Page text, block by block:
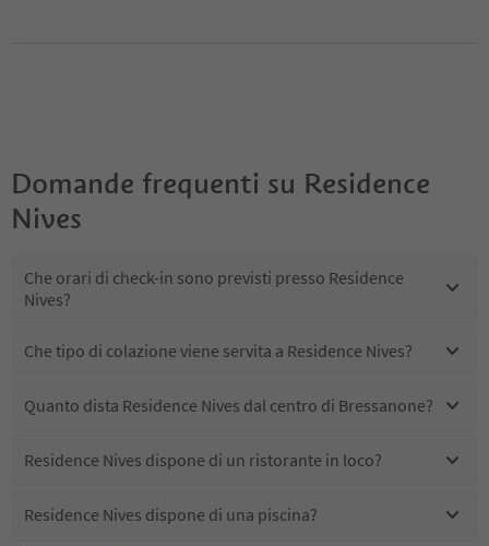
Domande frequenti su Residence
Nives
Che orari di check-in sono previsti presso Residence
Nives?
Che tipo di colazione viene servita a Residence Nives?
Quanto dista Residence Nives dal centro di Bressanone?
Residence Nives dispone di un ristorante in loco?
Residence Nives dispone di una piscina?